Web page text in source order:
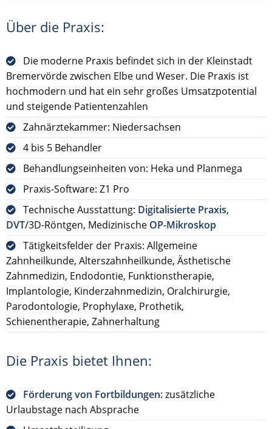
Über die Praxis:
Die moderne Praxis befindet sich in der Kleinstadt
Bremervörde zwischen Elbe und Weser. Die Praxis ist
hochmodern und hat ein sehr großes Umsatzpotential
und steigende Patientenzahlen
Zahnärztekammer: Niedersachsen
4 bis 5 Behandler
Behandlungseinheiten von: Heka und Planmega
Praxis-Software: Z1 Pro
Technische Ausstattung: Digitalisierte Praxis,
DVT/3D-Röntgen, Medizinische OP-Mikroskop
Tätigkeitsfelder der Praxis: Allgemeine
Zahnheilkunde, Alterszahnheilkunde, Ästhetische
Zahnmedizin, Endodontie, Funktionstherapie,
Implantologie, Kinderzahnmedizin, Oralchirurgie,
Parodontologie, Prophylaxe, Prothetik,
Schienentherapie, Zahnerhaltung
Die Praxis bietet Ihnen:
Förderung von Fortbildungen: zusätzliche
Urlaubstage nach Absprache